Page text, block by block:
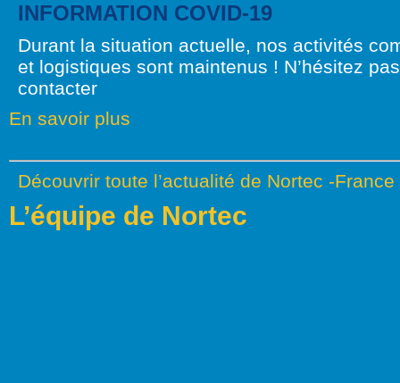
INFORMATION COVID-19
Durant la situation actuelle, nos activités
et logistiques sont maintenus ! N’hésitez
contacter
En savoir plus
Découvrir toute l’actualité de Nortec -France
L’équipe de Nortec